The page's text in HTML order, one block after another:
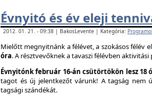
Évnyitó és év eleji
2012. 01. 21. - 09:38 | BakosLevente | Kategória:
Mielőtt megnyitnánk a félévet, a szokásos félév
óra. A résztvevőknek a tavaszi félévben aktivitási
Évnyitónk február 16-án csütörtökön lesz 18
tagot és új jelentkezőt várunk! A tagság nem
tagsági szándékát.